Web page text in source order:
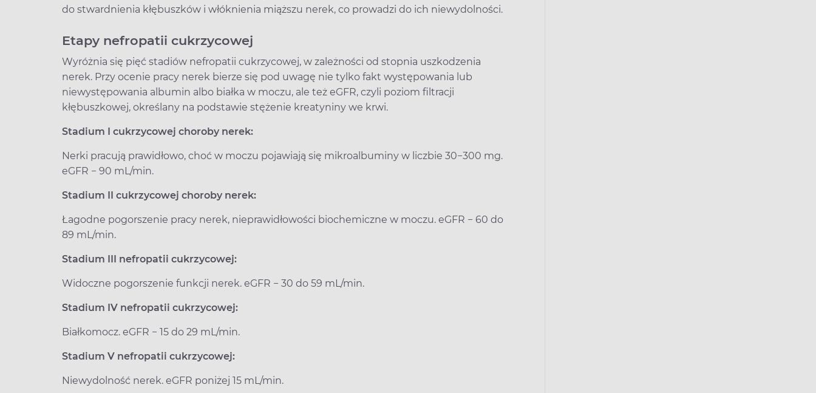
do stwardnienia kłębuszków i włóknienia miąższu nerek, co prowadzi do ich niewydolności.
Etapy nefropatii cukrzycowej
Wyróżnia się pięć stadiów nefropatii cukrzycowej, w zależności od stopnia uszkodzenia
nerek. Przy ocenie pracy nerek bierze się pod uwagę nie tylko fakt występowania lub
niewystępowania albumin albo białka w moczu, ale też eGFR, czyli poziom filtracji
kłębuszkowej, określany na podstawie stężenie kreatyniny we krwi.
Stadium I cukrzycowej choroby nerek:
Nerki pracują prawidłowo, choć w moczu pojawiają się mikroalbuminy w liczbie 30−300 mg.
eGFR − 90 mL/min.
Stadium II cukrzycowej choroby nerek:
Łagodne pogorszenie pracy nerek, nieprawidłowości biochemiczne w moczu. eGFR − 60 do
89 mL/min.
Stadium III nefropatii cukrzycowej:
Widoczne pogorszenie funkcji nerek. eGFR − 30 do 59 mL/min.
Stadium IV nefropatii cukrzycowej:
Białkomocz. eGFR − 15 do 29 mL/min.
Stadium V nefropatii cukrzycowej:
Niewydolność nerek. eGFR poniżej 15 mL/min.